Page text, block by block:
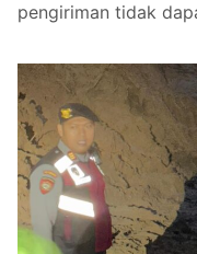
pengiriman tidak